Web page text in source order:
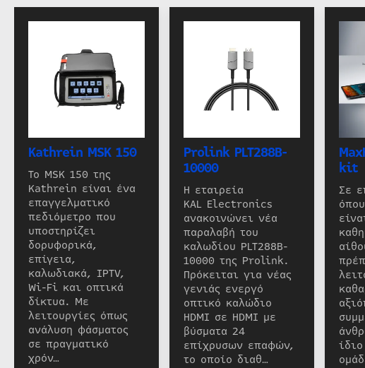
Kathrein MSK 150
Το MSK 150 της
Kathrein είναι ένα
επαγγελματικό
πεδιόμετρο που
υποστηρίζει
δορυφορικά,
επίγεια,
καλωδιακά, IPTV,
Wi-Fi και οπτικά
δίκτυα. Με
λειτουργίες όπως
ανάλυση φάσματος
σε πραγματικό
χρόν…
Prolink PLT288B-
10000
Η εταιρεία
KAL Electronics
ανακοινώνει νέα
παραλαβή του
καλωδίου PLT288B-
10000 της Prolink.
Πρόκειται για νέας
γενιάς ενεργό
οπτικό καλώδιο
HDMI σε HDMI με
βύσματα 24
επίχρυσων επαφών,
το οποίο διαθ…
kit
Σε